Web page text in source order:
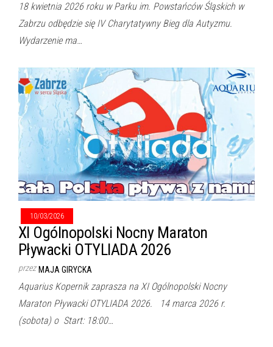
18 kwietnia 2026 roku w Parku im. Powstańców Śląskich w
Zabrzu odbędzie się IV Charytatywny Bieg dla Autyzmu.
Wydarzenie ma…
10/03/2026
XI Ogólnopolski Nocny Maraton
Pływacki OTYLIADA 2026
przez MAJA GIRYCKA
Aquarius Kopernik zaprasza na XI Ogólnopolski Nocny
Maraton Pływacki OTYLIADA 2026. 14 marca 2026 r.
(sobota) o Start: 18:00…